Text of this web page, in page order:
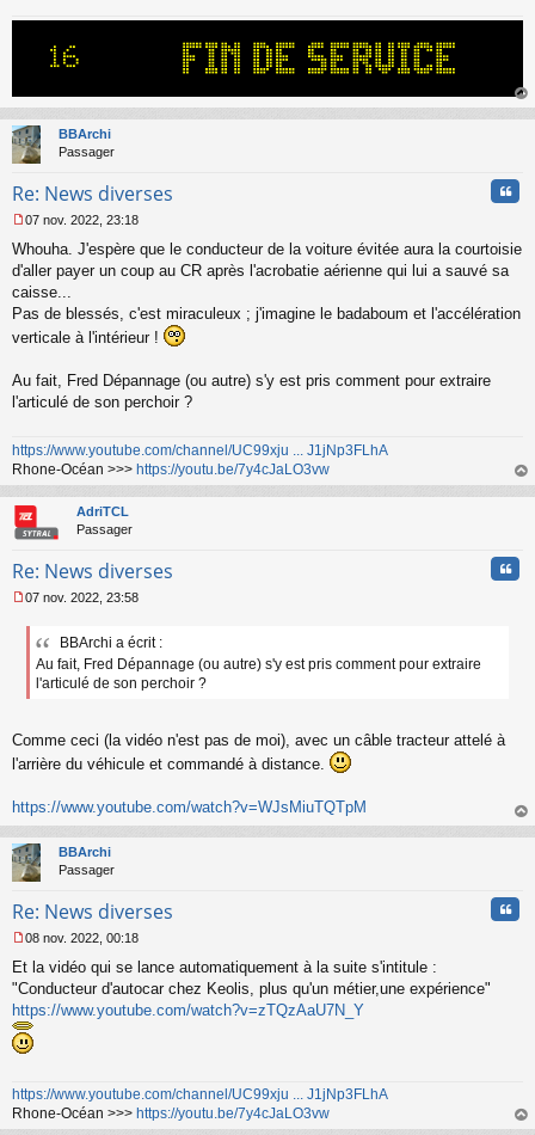
n
au
BBArchi
Passager
Re: News diverses
e
s
s
g
e
o
l
07 nov. 2022, 23:18
Whouha. J'espère que le conducteur de la voiture évitée aura la courtoisie
d'aller payer un coup au CR après l'acrobatie aérienne qui lui a sauvé sa
caisse...
Pas de blessés, c'est miraculeux ; j'imagine le badaboum et l'accélération
verticale à l'intérieur !
Au fait, Fred Dépannage (ou autre) s'y est pris comment pour extraire
l'articulé de son perchoir ?
https://www.youtube.com/channel/UC99xju ... J1jNp3FLhA
Rhone-Océan >>> https://youtu.be/7y4cJaLO3vw
au
AdriTCL
Passager
Re: News diverses
e
g
n
n
u
07 nov. 2022, 23:58
BBArchi a écrit :
Au fait, Fred Dépannage (ou autre) s'y est pris comment pour extraire
l'articulé de son perchoir ?
Comme ceci (la vidéo n'est pas de moi), avec un câble tracteur attelé à
l'arrière du véhicule et commandé à distance.
https://www.youtube.com/watch?v=WJsMiuTQTpM
au
BBArchi
Passager
Re: News diverses
e
s
s
a
g
e
o
n
l
08 nov. 2022, 00:18
Et la vidéo qui se lance automatiquement à la suite s'intitule :
"Conducteur d'autocar chez Keolis, plus qu'un métier,une expérience"
https://www.youtube.com/watch?v=zTQzAaU7N_Y
https://www.youtube.com/channel/UC99xju ... J1jNp3FLhA
Rhone-Océan >>> https://youtu.be/7y4cJaLO3vw